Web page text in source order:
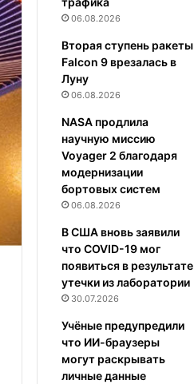
06.08.2026
Вторая ступень ракеты
Falcon 9 врезалась в
Луну
06.08.2026
NASA продлила
научную миссию
Voyager 2 благодаря
модернизации
бортовых систем
06.08.2026
В США вновь заявили
что COVID-19 мог
появиться в результате
утечки из лаборатории
30.07.2026
Учёные предупредили
что ИИ-браузеры
могут раскрывать
личные данные